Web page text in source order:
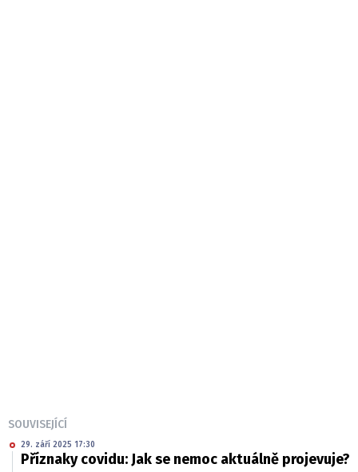
SOUVISEJÍCÍ
29. září 2025 17:30
Příznaky covidu: Jak se nemoc aktuálně projevuje?